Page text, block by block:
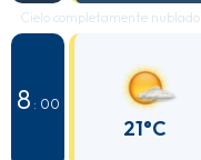
Cielo completamente nublado
8 : 00
21°C